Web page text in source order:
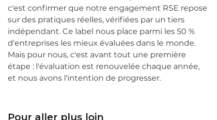
c'est confirmer que notre engagement RSE repose
sur des pratiques réelles, vérifiées par un tiers
indépendant. Ce label nous place parmi les 50 %
d'entreprises les mieux évaluées dans le monde.
Mais pour nous, c'est avant tout une première
étape : l'évaluation est renouvelée chaque année,
et nous avons l'intention de progresser.
Pour aller plus loin